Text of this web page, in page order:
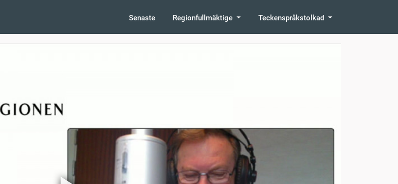
Senaste Regionfullmäktige Teckenspråkstolkad